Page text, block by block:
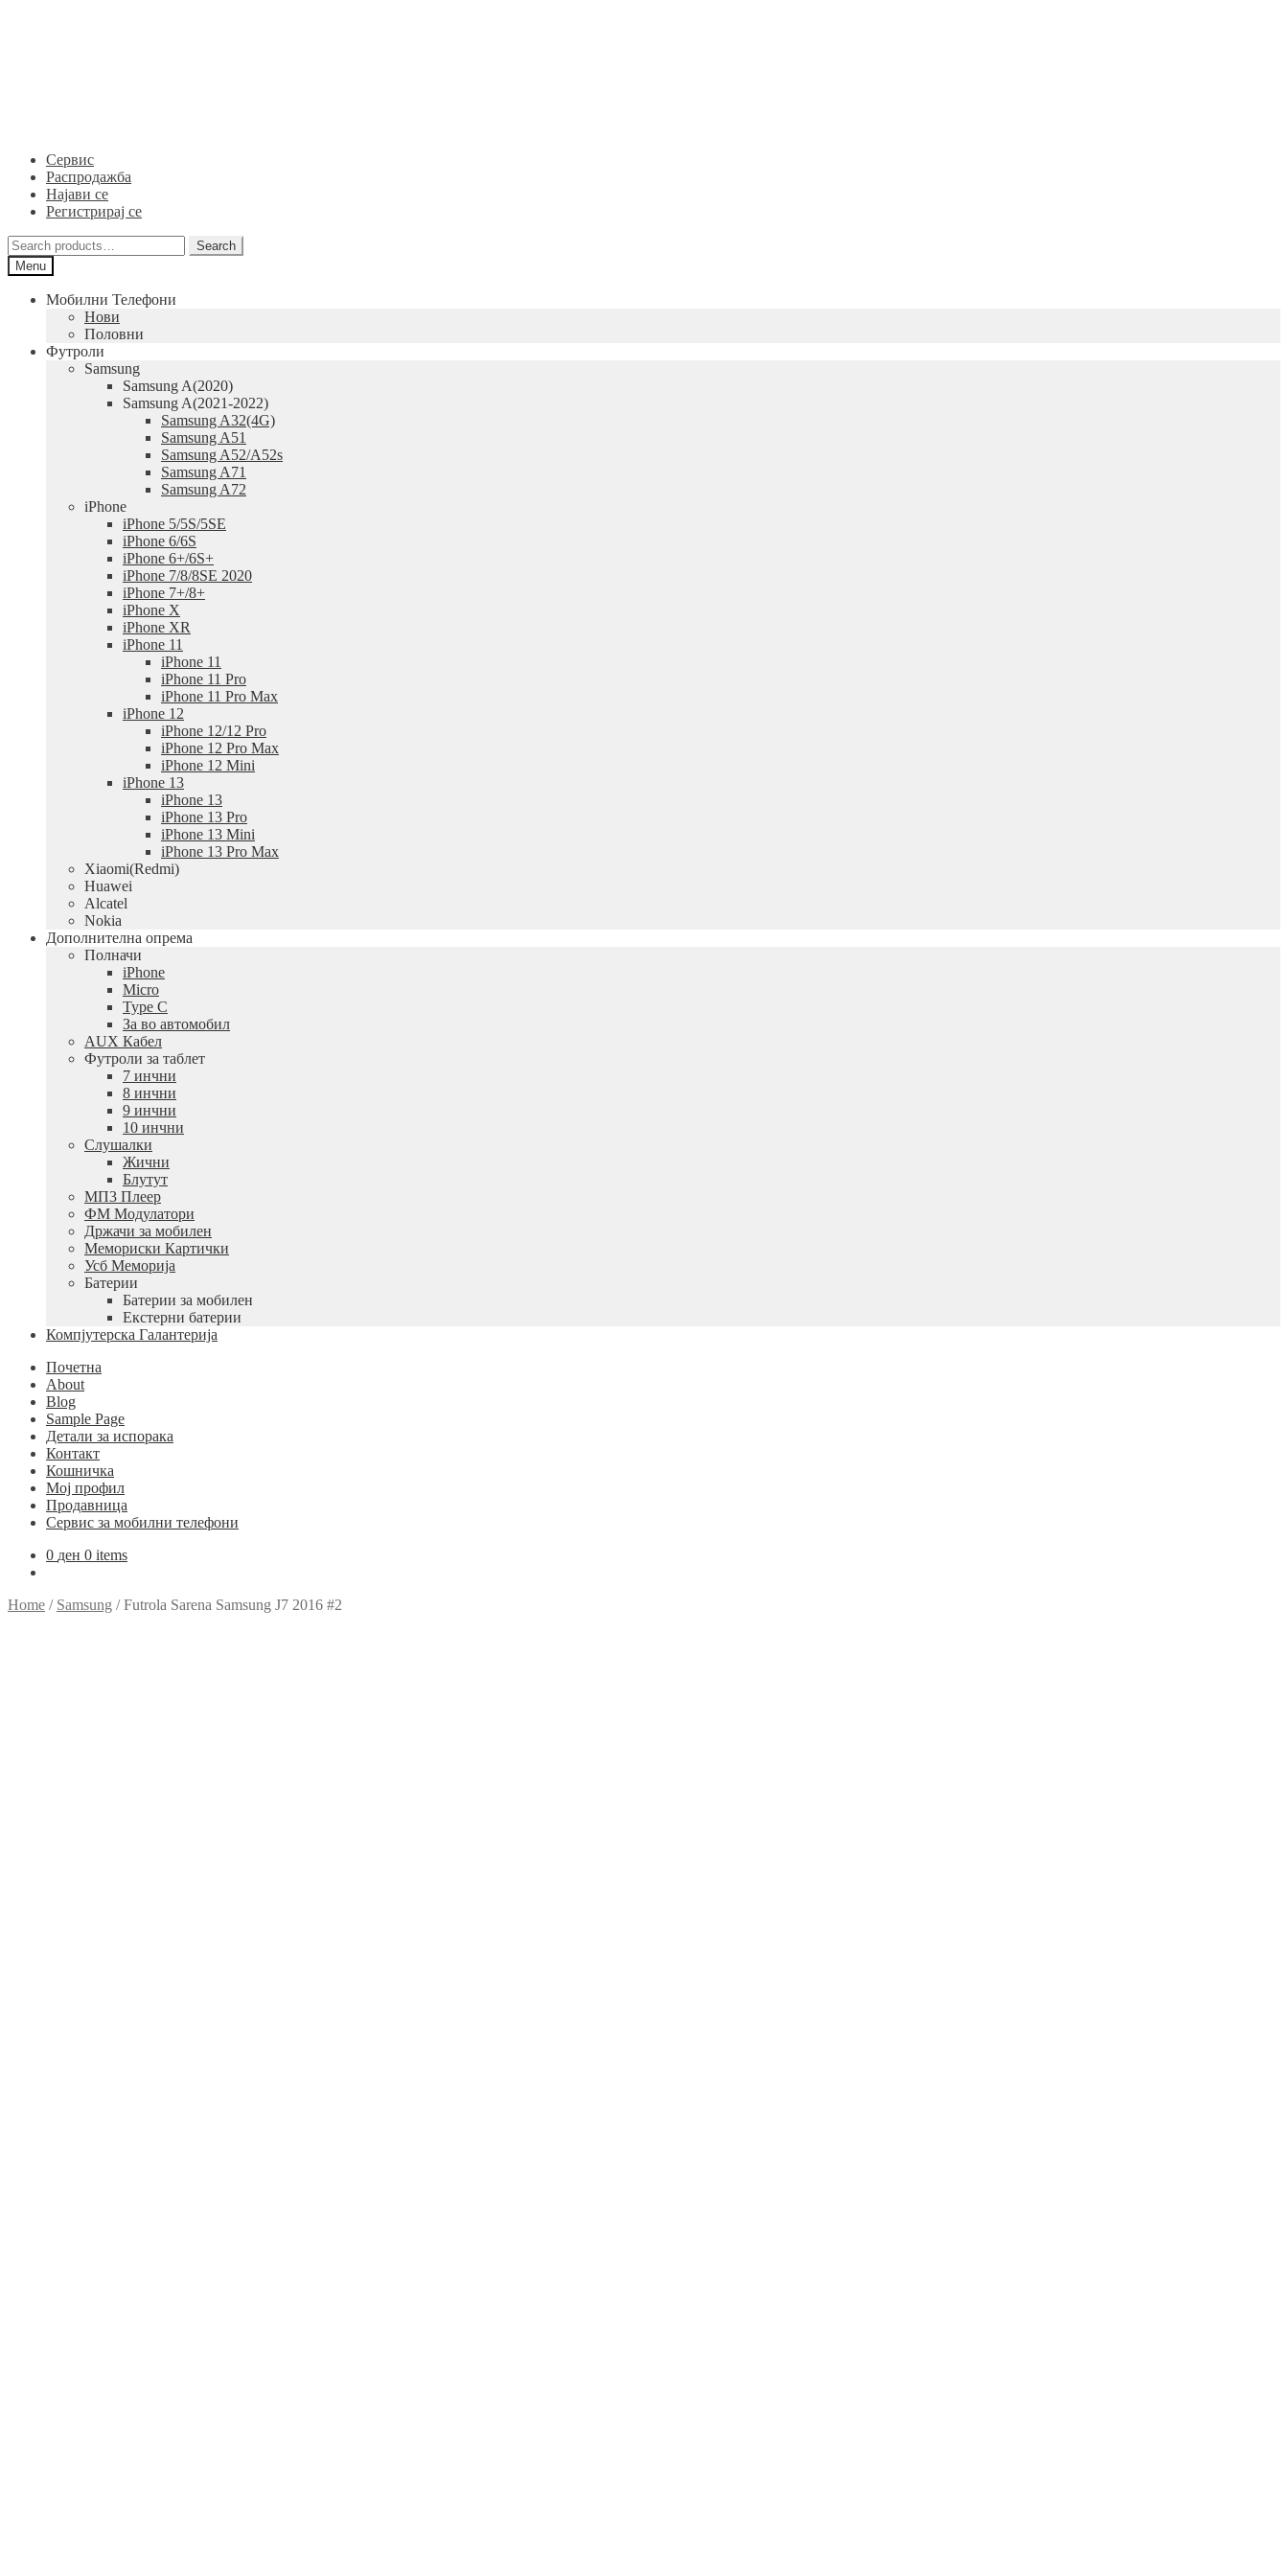
Сервис
Распродажба
Најави се
Регистрирај се
Search
for:
Search
Menu
Мобилни Телефони
Нови
Половни
Футроли
Samsung
Samsung A(2020)
Samsung A(2021-2022)
Samsung A32(4G)
Samsung A51
Samsung A52/A52s
Samsung A71
Samsung A72
iPhone
iPhone 5/5S/5SE
iPhone 6/6S
iPhone 6+/6S+
iPhone 7/8/8SE 2020
iPhone 7+/8+
iPhone X
iPhone XR
iPhone 11
iPhone 11
iPhone 11 Pro
iPhone 11 Pro Max
iPhone 12
iPhone 12/12 Pro
iPhone 12 Pro Max
iPhone 12 Mini
iPhone 13
iPhone 13
iPhone 13 Pro
iPhone 13 Mini
iPhone 13 Pro Max
Xiaomi(Redmi)
Huawei
Alcatel
Nokia
Дополнителна опрема
Полначи
iPhone
Micro
Type C
За во автомобил
AUX Кабел
Футроли за таблет
7 инчни
8 инчни
9 инчни
10 инчни
Слушалки
Жични
Блутут
МП3 Плеер
ФМ Модулатори
Држачи за мобилен
Мемориски Картички
Усб Меморија
Батерии
Батерии за мобилен
Екстерни батерии
Компјутерска Галантерија
Почетна
About
Blog
Sample Page
Детали за испорака
Контакт
Кошничка
Мој профил
Продавница
Сервис за мобилни телефони
0 ден 0 items
Home / Samsung /Futrola Sarena Samsung J7 2016 #2